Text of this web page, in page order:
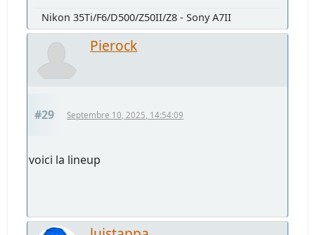
Nikon 35Ti/F6/D500/Z50II/Z8 - Sony A7II
Pierock
#29 Septembre 10, 2025, 14:54:09
voici la lineup